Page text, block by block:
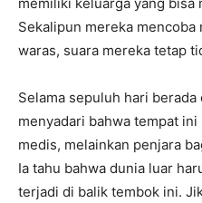
Sekalipun mereka
waras, suara mereka tetap
Selama sepuluh hari
menyadari bahwa tempat
medis, melainkan penjara
Ia tahu bahwa dunia luar
terjadi di balik tembok ini.